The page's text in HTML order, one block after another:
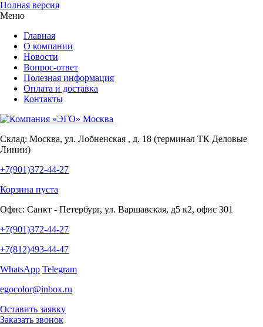
Полная версия
Меню
Главная
О компании
Новости
Вопрос-ответ
Полезная информация
Оплата и доставка
Контакты
Склад: Москва, ул. Лобненская , д. 18 (терминал ТК Деловые
Линии)
+7(901)372-44-27
Корзина пуста
Офис: Санкт - Петербург, ул. Варшавская, д5 к2, офис 301
+7(901)372-44-27
+7(812)493-44-47
WhatsApp Telegram
egocolor@inbox.ru
Оставить заявку
Заказать звонок